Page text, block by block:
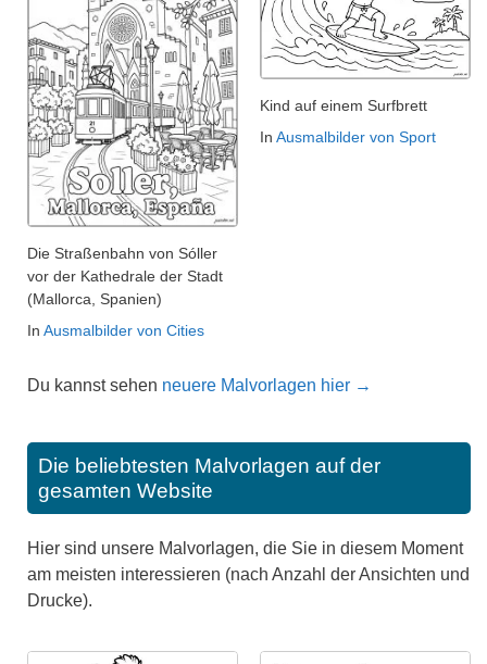
Die Straßenbahn von Sóller
vor der Kathedrale der Stadt
(Mallorca, Spanien)
In Ausmalbilder von Cities
Kind auf einem Surfbrett
In Ausmalbilder von Sport
Du kannst sehen neuere Malvorlagen hier →
Die beliebtesten Malvorlagen auf der
gesamten Website
Hier sind unsere Malvorlagen, die Sie in diesem Moment
am meisten interessieren (nach Anzahl der Ansichten und
Drucke).